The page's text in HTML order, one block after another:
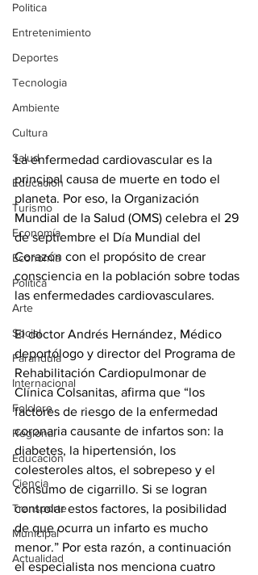
Politica
Entretenimiento
Deportes
Tecnologia
Ambiente
Cultura
Salud
Educación
Turismo
Economía
Economía
Política
Arte
Social
Farandula
Internacional
Folclore
Regional
Educación
Ciencia
Transporte
Municipal
Actualidad
La enfermedad cardiovascular es la
principal causa de muerte en todo el
planeta. Por eso, la Organización
Mundial de la Salud (OMS) celebra el 29
de septiembre el Día Mundial del
Corazón con el propósito de crear
consciencia en la población sobre todas
las enfermedades cardiovasculares.
El doctor Andrés Hernández, Médico
deportólogo y director del Programa de
Rehabilitación Cardiopulmonar de
Clínica Colsanitas, afirma que “los
factores de riesgo de la enfermedad
coronaria causante de infartos son: la
diabetes, la hipertensión, los
colesteroles altos, el sobrepeso y el
consumo de cigarrillo. Si se logran
controlar estos factores, la posibilidad
de que ocurra un infarto es mucho
menor.” Por esta razón, a continuación
el especialista nos menciona cuatro